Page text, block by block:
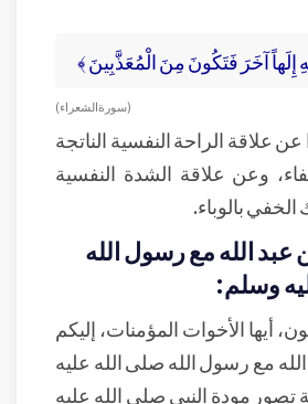
إِلَهاً آخَرَ فَتَكُونَ مِنَ الْمُعَذَّبِينَ ﴾
( سورة الشعراء )
عن علاقة الراحة النفسية الناتجة
وعن علاقة الشدة النفسية
بالوباء.
عبد الله مع رسول الله
وسلم:
أيها الأخوات المؤمنات، إليكم
مع رسول الله صلى الله عليه
مودة النبي صلى الله عليه